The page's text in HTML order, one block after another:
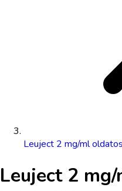
Leuject 2 mg/ml
Leuject 2